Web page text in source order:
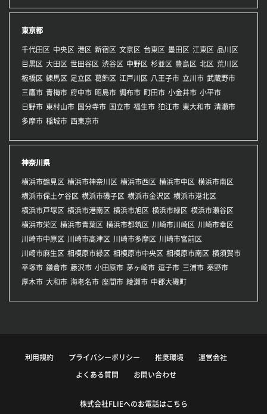
東京都
千代田区 中央区 港区 新宿区 文京区 台東区 墨田区 江東区 品川区
目黒区 大田区 世田谷区 渋谷区 中野区 杉並区 豊島区 北区 荒川区
板橋区 練馬区 足立区 葛飾区 江戸川区 八王子市 立川市 武蔵野市
三鷹市 青梅市 府中市 昭島市 調布市 町田市 小金井市 小平市
日野市 東村山市 国分寺市 国立市 福生市 狛江市 東大和市 清瀬市
多摩市 稲城市 西東京市
神奈川県
横浜市鶴見区 横浜市神奈川区 横浜市西区 横浜市中区 横浜市南区
横浜市保土ケ谷区 横浜市磯子区 横浜市金沢区 横浜市港北区
横浜市戸塚区 横浜市港南区 横浜市旭区 横浜市緑区 横浜市瀬谷区
横浜市栄区 横浜市青葉区 横浜市都筑区 川崎市川崎区 川崎市幸区
川崎市中原区 川崎市高津区 川崎市多摩区 川崎市宮前区
川崎市麻生区 相模原市緑区 相模原市中央区 相模原市南区 横須賀市
平塚市 鎌倉市 藤沢市 小田原市 茅ヶ崎市 逗子市 三浦市 秦野市
厚木市 大和市 海老名市 座間市 綾瀬市 中郡大磯町
利用規約 プライバシーポリシー 推奨環境 運営会社
よくある質問 お問い合わせ
株式会社FLIEへのお電話はこちら